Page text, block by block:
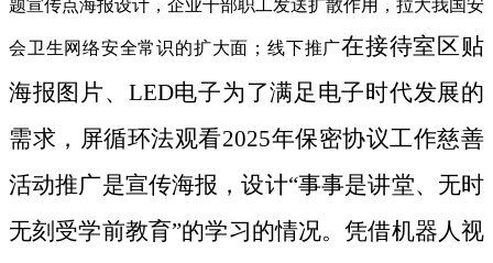
题宣传点海报设计，企业干部职工发送扩散作用，拉大我国安
会卫生网络安全常识的扩大面；线下推广在接待室区贴
海报图片、LED电子为了满足电子时代发展的
需求，屏循环法观看2025年保密协议工作慈善
活动推广是宣传海报，设计“事事是讲堂、无时
无刻受学前教育”的学习的情况。凭借机器人视